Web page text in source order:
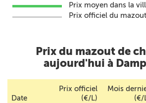
Prix moyen dans la
Prix officiel du mazout
Prix du mazout de
aujourd'hui à
Date
Prix officiel
(€/L)
Mois
(€/